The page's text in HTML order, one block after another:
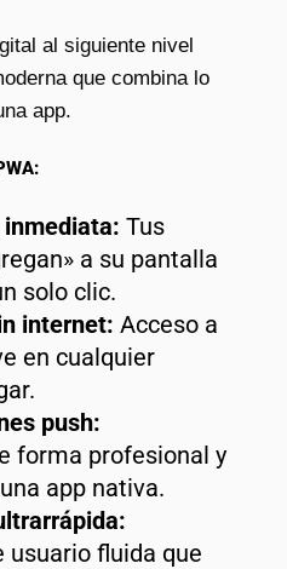
al siguiente nivel
que combina lo
app.
Tus
a su pantalla
solo clic.
internet: Acceso a
en cualquier
push:
forma profesional y
app nativa.
usuario fluida que